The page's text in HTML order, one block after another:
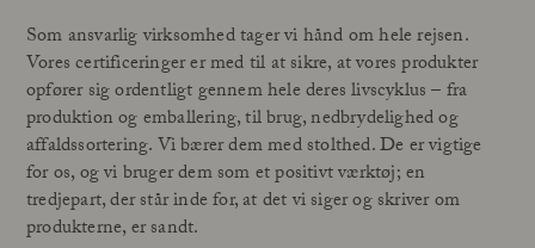
Som ansvarlig virksomhed tager vi hånd om hele rejsen.
Vores certificeringer er med til at sikre, at vores produkter
opfører sig ordentligt gennem hele deres livscyklus – fra
produktion og emballering, til brug, nedbrydelighed og
affaldssortering. Vi bærer dem med stolthed. De er vigtige
for os, og vi bruger dem som et positivt værktøj; en
tredjepart, der står inde for, at det vi siger og skriver om
produkterne, er sandt.